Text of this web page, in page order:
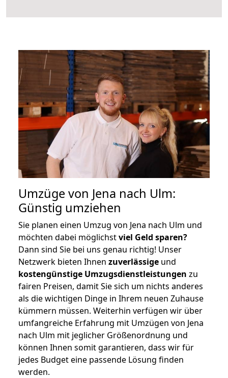
Umzüge von Jena nach Ulm:
Günstig umziehen
Sie planen einen Umzug von Jena nach Ulm und
möchten dabei möglichstviel Geld sparen?
Dann sind Sie bei uns genau richtig! Unser
Netzwerk bieten Ihnen zuverlässige und
kostengünstige Umzugsdienstleistungen zu
fairen Preisen, damit Sie sich um nichts anderes
als die wichtigen Dinge in Ihrem neuen Zuhause
kümmern müssen. Weiterhin verfügen wir über
umfangreiche Erfahrung mit Umzügen von Jena
nach Ulm mit jeglicher Größenordnung und
können Ihnen somit garantieren, dass wir für
jedes Budget eine passende Lösung finden
werden.